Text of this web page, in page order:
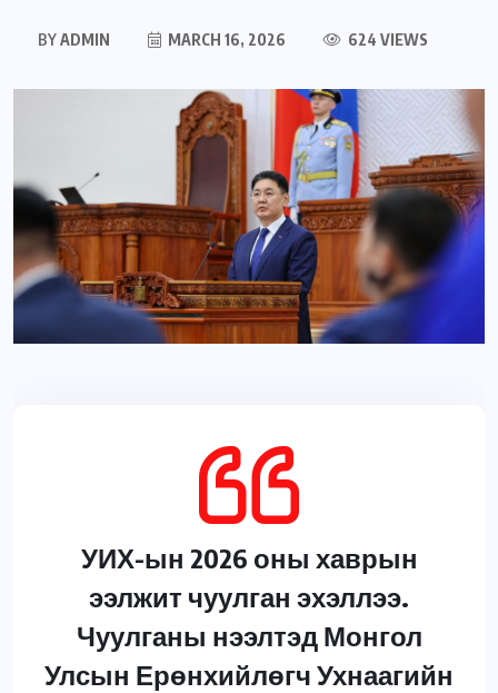
BYADMIN MARCH 16, 2026 624 VIEWS
УИХ-ын 2026 оны хаврын
ээлжит чуулган эхэллээ.
Чуулганы нээлтэд Монгол
Улсын Ерөнхийлөгч Ухнаагийн